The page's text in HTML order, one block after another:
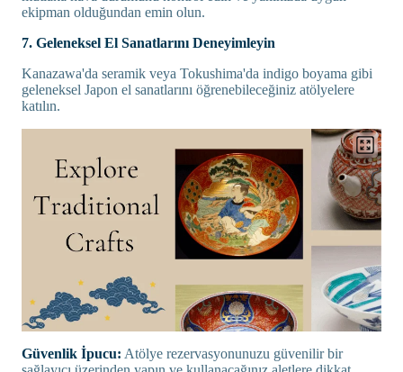
ekipman olduğundan emin olun.
7. Geleneksel El Sanatlarını Deneyimleyin
Kanazawa'da seramik veya Tokushima'da indigo boyama gibi
geleneksel Japon el sanatlarını öğrenebileceğiniz atölyelere
katılın.
Güvenlik İpucu: Atölye rezervasyonunuzu güvenilir bir